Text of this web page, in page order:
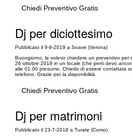
Chiedi Preventivo Gratis
Dj per diciottesimo
Pubblicato il 9-9-2019 a Soave (Verona)
Buongiorno, le volevo chiedere un preventivo per
26 ottobre 2019 in un locale (che però devo
alle 01.00 presumo. Chiedo di essere contattata
telefono. Grazie per la disponibilità.
Chiedi Preventivo Gratis
Dj per matrimoni
Pubblicato il 23-7-2018 a Turate (Como)